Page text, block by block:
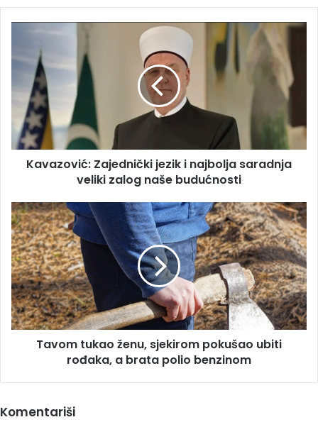
jezik
najbolja
saradnja
veliki
zalog
naše
budućnosti
Kavazović: Zajednički jezik i najbolja saradnja
veliki zalog naše budućnosti
Tavom
tukao
ženu,
sjekirom
pokušao
ubiti
rođaka,
a
brata
Tavom tukao ženu, sjekirom pokušao ubiti
rođaka, a brata polio benzinom
Komentariši